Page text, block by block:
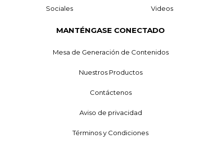
Sociales Videos
MANTÉNGASE CONECTADO
Mesa de Generación de Contenidos
Nuestros Productos
Contáctenos
Aviso de privacidad
Términos y Condiciones